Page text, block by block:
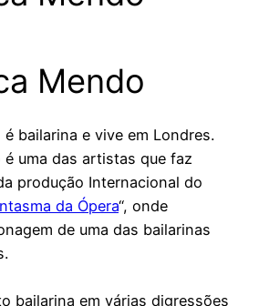
Mendo
bailarina e vive em Londres.
é uma das artistas que faz
produção Internacional do
da Ópera“, onde
de uma das bailarinas
bailarina em várias digressões